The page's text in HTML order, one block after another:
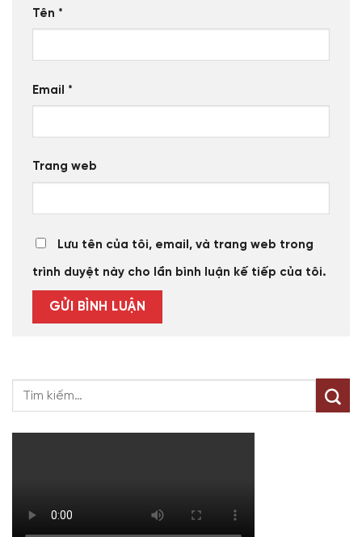
Tên *
Email *
Trang web
Lưu tên của tôi, email, và trang web trong
trình duyệt này cho lần bình luận kế tiếp của tôi.